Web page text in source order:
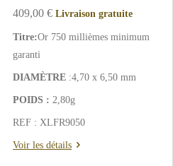
409,00 € Livraison gratuite
Titre:Or 750 millièmes minimum
garanti
DIAMÈTRE :4,70 x 6,50 mm
POIDS : 2,80g
REF : XLFR9050
Voir les détails